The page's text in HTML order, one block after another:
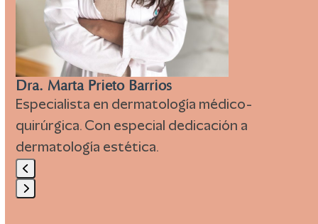
carousel
navigation
buttons
Dra. Marta Prieto Barrios
Especialista en dermatología médico-
quirúrgica. Con especial dedicación a
dermatología estética.